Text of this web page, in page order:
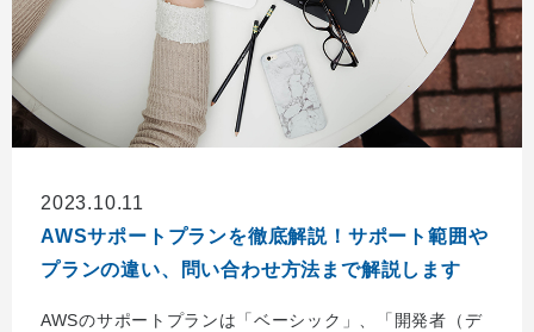
2023.10.11
AWSサポートプランを徹底解説！サポート範囲や
プランの違い、問い合わせ方法まで解説します
AWSのサポートプランは「ベーシック」、「開発者（デ